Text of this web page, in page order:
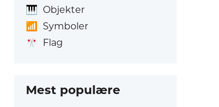
🎹 Objekter
📶
Symboler
🎌 Flag
Mest populære